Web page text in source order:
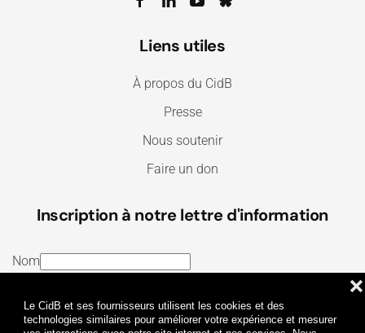
Le CidB et ses fournisseurs utilisent les cookies et des
technologies similaires pour améliorer votre expérience et mesurer
❌
Liens utiles
À propos du CidB
Presse
Nous soutenir
Faire un don
Inscription à notre lettre d'information
Nom
J’ai lu et j’accepte lesTermes et conditionset la